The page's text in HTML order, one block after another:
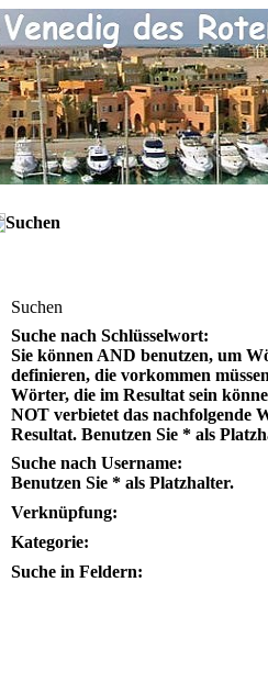
Suchen
Suchen
Suche nach Schlüsselwort:
Sie können AND benutzen, um
definieren, die vorkommen
Wörter, die im Resultat sein
NOT verbietet das nachfolgende
Resultat. Benutzen Sie * als
Suche nach Username:
Benutzen Sie * als Platzhalter.
Verknüpfung:
Kategorie:
Suche in Feldern: